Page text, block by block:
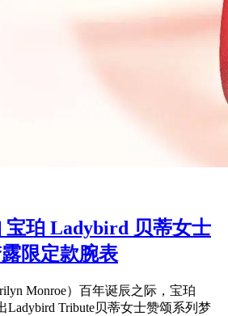
宝珀 Ladybird 贝蒂女士
限定款腕表
Monroe）百年诞辰之际，宝珀
Ladybird Tribute贝蒂女士赞颂系列梦